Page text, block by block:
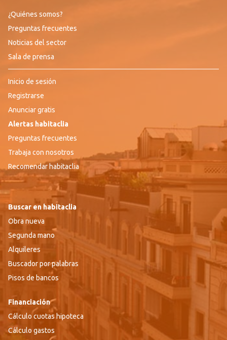
¿Quiénes somos?
Preguntas frecuentes
Noticias del sector
Sala de prensa
Inicio de sesión
Registrarse
Anunciar gratis
Alertas habitaclia
Preguntas frecuentes
Trabaja con nosotros
Recomendar habitaclia
Buscar en habitaclia
Obra nueva
Segunda mano
Alquileres
Buscador por palabras
Pisos de bancos
Financiación
Cálculo cuotas hipoteca
Cálculo gastos